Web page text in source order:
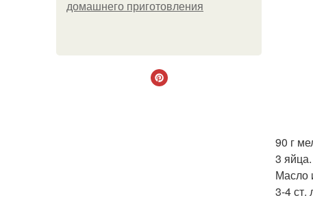
домашнего приготовления
90 г
3 яйца.
Масло
3-4 ст.